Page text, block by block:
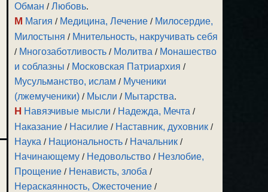
Обман /Любовь.
М Магия / Медицина, Лечение / Милосердие,
Милостыня / Мнительность, накручивать себя
/ Многозаботливость / Молитва / Монашество
и соблазны / Московская Патриархия /
Мусульманство, ислам / Мученики
(лжемученики) / Мысли / Мытарства.
Н Навязчивые мысли / Надежда, Мечта /
Наказание / Насилие / Наставник, духовник /
Наука / Национальность / Начальник /
Начинающему / Недовольство / Незлобие,
Прощение / Ненависть, злоба /
Нераскаянность, Ожесточение /